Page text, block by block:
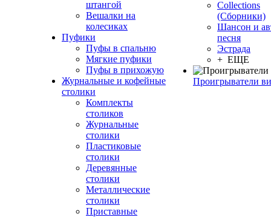
штангой
Вешалки на
колесиках
Пуфики
Пуфы в спальню
Мягкие пуфики
Пуфы в прихожую
Журнальные и кофейные
столики
Комплекты
столиков
Журнальные
столики
Пластиковые
столики
Деревянные
столики
Металлические
столики
Приставные
Сollections
(Сборники)
Шансон и
песня
Эстрада
+ ЕЩЕ
Проигрыватели